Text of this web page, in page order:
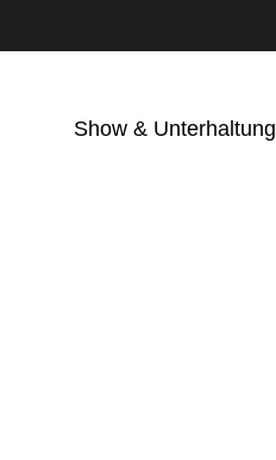
Show & Unterhaltung